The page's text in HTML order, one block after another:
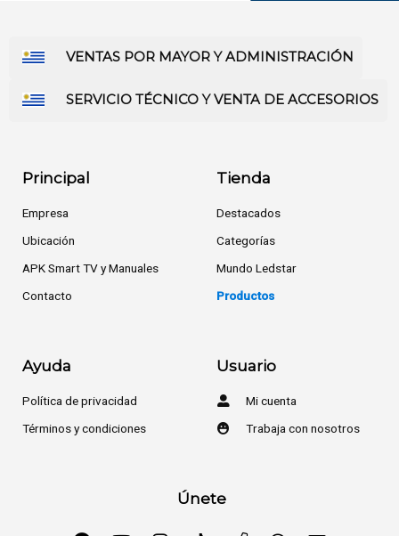
VENTAS POR MAYOR Y ADMINISTRACIÓN
SERVICIO TÉCNICO Y VENTA DE ACCESORIOS
Principal
Empresa
Ubicación
APK Smart TV y Manuales
Contacto
Tienda
Destacados
Categorías
Mundo Ledstar
Productos
Ayuda
Política de privacidad
Términos y condiciones
Usuario
Mi cuenta
Trabaja con nosotros
Únete